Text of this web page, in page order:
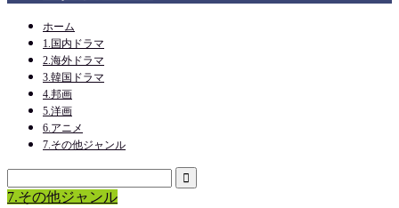
ホーム
1.国内ドラマ
2.海外ドラマ
3.韓国ドラマ
4.邦画
5.洋画
6.アニメ
7.その他ジャンル
7.その他ジャンル